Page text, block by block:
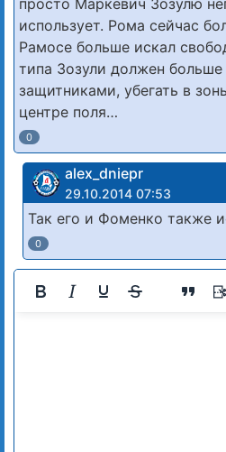
просто Маркевич Зозулю
использует. Рома сейчас
Рамосе больше искал
типа Зозули должен
защитниками, убегать в
центре поля…
0
alex_dniepr
29.10.2014 07:53
Так его и Фоменко также
0